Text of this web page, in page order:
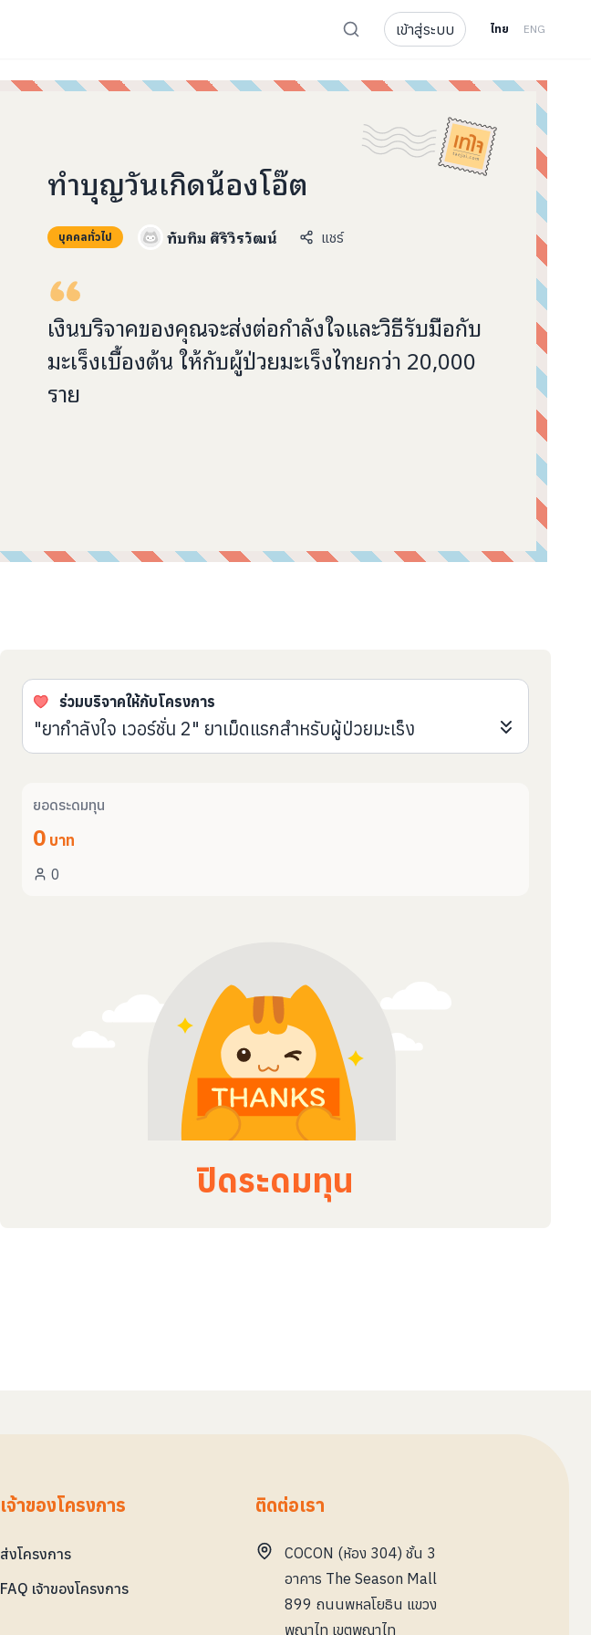
เข้าสู่ระบบ ไทย ENG
ทำบุญวันเกิดน้องโอ๊ต
บุคคลทั่วไป ทับทิม ศิริวิรวัฒน์ แชร์
เงินบริจาคของคุณจะส่งต่อกำลังใจและวิธีรับมือกับ
มะเร็งเบื้องต้น ให้กับผู้ป่วยมะเร็งไทยกว่า 20,000
ราย
ร่วมบริจาคให้กับโครงการ
"ยากำลังใจ เวอร์ชั่น 2" ยาเม็ดแรกสำหรับผู้ป่วยมะเร็ง
ยอดระดมทุน
0 บาท
0
ปิดระดมทุน
เจ้าของโครงการ
ส่งโครงการ
FAQ เจ้าของโครงการ
ติดต่อเรา
COCON (ห้อง 304) ชั้น 3
อาคาร The Season Mall
899 ถนนพหลโยธิน แขวง
พญาไท เขตพญาไท